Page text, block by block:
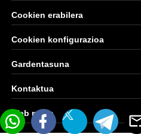
Cookien erabilera
Cookien konfigurazioa
Gardentasuna
Kontaktua
Web mapa